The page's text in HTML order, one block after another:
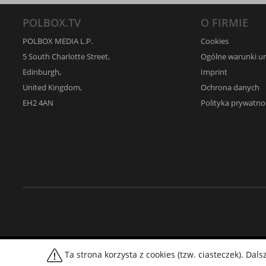
Ta strona korzysta z cookies (tzw. ciasteczek).
POLBOX.TV
POLBOX MEDIA L.P.
5 South Charlotte Street,
Edinburgh,
United Kingdom,
EH2 4AN
O FIRMIE
Cookies
Ogólne warunki
Imprint
Ochrona danych
Polityka
© 2026 PolBoxWszelkie prawa zastrzeżone